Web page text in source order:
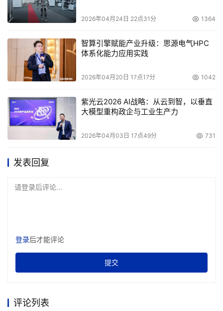
2026年04月24日 22点31分 1364
智算引擎赋能产业升级：思源电气HPC
体系化能力应用实践
2026年04月20日 17点17分 1042
紫光云2026 AI战略：从云到智，以垂直
大模型重构政企与工业生产力
2026年04月03日 17点49分 731
发表回复
请登录后评论...
登录后才能评论
提交
评论列表